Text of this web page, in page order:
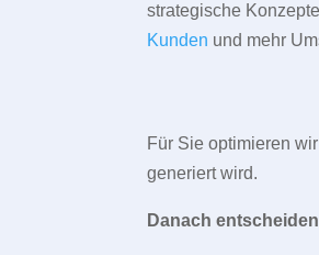
strategische
Kunden und mehr
Für Sie optimieren
generiert wird.
Danach